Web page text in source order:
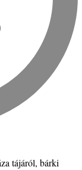
tájáról, bárki